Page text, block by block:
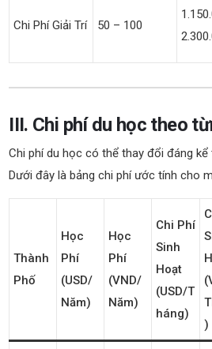
Chi Phí Giải Trí 50 – 100
III. Chi phí du học theo
Chi phí du học có thể thay đổi đáng
Dưới đây là bảng chi phí ước tính cho
Thành
Phố
Học
Phí
(USD/
Năm)
Học
Phí
(VND/
Năm)
Chi Phí
Sinh
Hoạt
(USD/t
Háng)
)